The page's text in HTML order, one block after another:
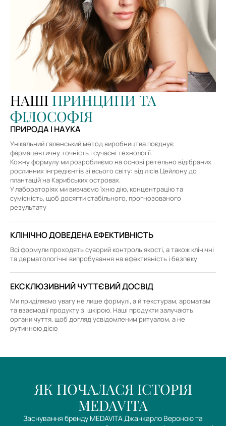
НАШІ ПРИНЦИПИ ТА
ФІЛОСОФІЯ
ПРИРОДА І НАУКА
Унікальний галенський метод виробництва поєднує
фармацевтичну точність і сучасні технології.
Кожну формулу ми розробляємо на основі ретельно відібраних
рослинних інгредієнтів зі всього світу: від лісів Цейлону до
плантацій на Карибських островах.
У лабораторіях ми вивчаємо їхню дію, концентрацію та
сумісність, щоб досягти стабільного, прогнозованого
результату
КЛІНІЧНО ДОВЕДЕНА ЕФЕКТИВНІСТЬ
Всі формули проходять суворий контроль якості, а також клінічні
та дерматологічні випробування на ефективність і безпеку
ЕКСКЛЮЗИВНИЙ ЧУТТЄВИЙ ДОСВІД
Ми приділяємо увагу не лише формулі, а й текстурам, ароматам
та взаємодії продукту зі шкірою. Наші продукти залучають
органи чуття, щоб догляд усвідомленим ритуалом, а не
рутинною дією
ЯК ПОЧАЛАСЯ ІСТОРІЯ
MEDAVITA
Заснування бренду MEDAVITA Джанкарло Вероною та